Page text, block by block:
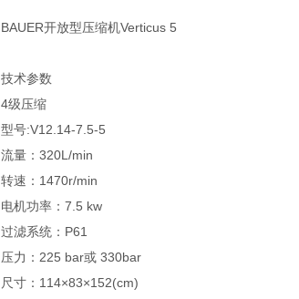
BAUER开放型压缩机Verticus 5
技术参数
4级压缩
型号:V12.14-7.5-5
流量：320L/min
转速：1470r/min
电机功率：7.5 kw
过滤系统：P61
压力：225 bar或 330bar
尺寸：114×83×152(cm)